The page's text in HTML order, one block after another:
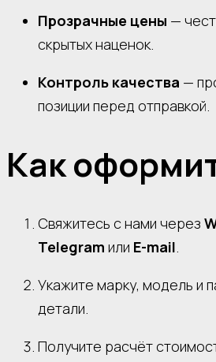
Прозрачные цены —
скрытых наценок.
Контроль качества —
позиции перед отправкой.
Как
Свяжитесь с нами через
Telegram или E-mail
Укажите марку, модель и
детали.
Получите расчёт